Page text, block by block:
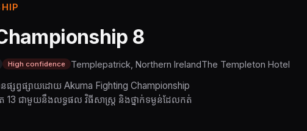
8
High confidence Templepatrick, Northern IrelandThe Templeton Hotel
ផ្សព្វផ្សាយដោយ Akuma Fighting Championship
13 ជាមួយនឹងលទ្ធផល វិធីសាស្រ្ត និងថ្នាក់ទម្ងន់ដែលកត់